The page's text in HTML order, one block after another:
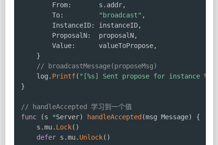
        From
:
       s
. addr,
        To
: "broadcast" ,
        InstanceID
: instanceID,
        ProposalN
:
  proposalN
,
        Value
:
      valueToPropose
,
}
// broadcastMessage(proposeMsg)
    log
. Printf( "[%s] Sent propose for instance
}
// handleAccepted 学习到一个值
func
(s *Server) handleAccepted (msg Message)
{
    s
.mu. Lock( )
defer s .mu. Unlock( )